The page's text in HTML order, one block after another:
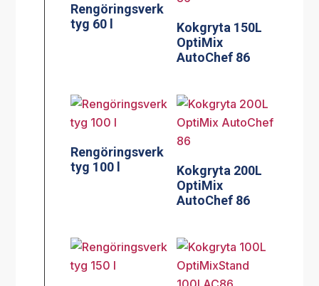
Rengöringsverk
tyg 60 l
Kokgryta 150L
OptiMix
AutoChef 86
Rengöringsverk
tyg 100 l
Kokgryta 200L
OptiMix
AutoChef 86